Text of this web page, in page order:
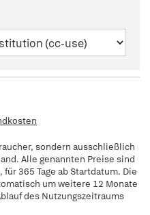
sondern ausschließlich
Alle genannten Preise sind
365 Tage ab Startdatum. Die
um weitere 12 Monate
des Nutzungszeitraums